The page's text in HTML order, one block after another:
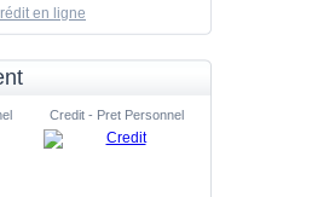
en ligne
Credit - Pret Personnel